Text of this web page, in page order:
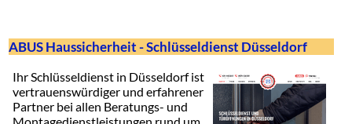
ABUS Haussicherheit - Schlüsseldienst Düsseldorf
Ihr Schlüsseldienst in Düsseldorf ist
vertrauenswürdiger und erfahrener
Partner bei allen Beratungs- und
Montagedienstleistungen rund um